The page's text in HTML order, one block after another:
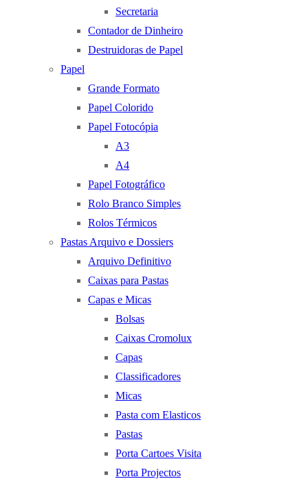
Secretaria
Contador de Dinheiro
Destruidoras de Papel
Papel
Grande Formato
Papel Colorido
Papel Fotocópia
A3
A4
Papel Fotográfico
Rolo Branco Simples
Rolos Térmicos
Pastas Arquivo e Dossiers
Arquivo Definitivo
Caixas para Pastas
Capas e Micas
Bolsas
Caixas Cromolux
Capas
Classificadores
Micas
Pasta com Elasticos
Pastas
Porta Cartoes Visita
Porta Projectos